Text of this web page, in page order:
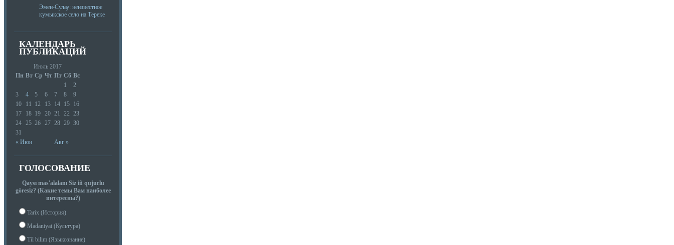
Эмен-Сулау: неизвестное
кумыкское село на Тереке
КАЛЕНДАРЬ
ПУБЛИКАЦИЙ
Июль 2017
Пн Вт Ср Чт Пт Сб Вс
« Июн Авг »
1
2
3
4 5 6 7 8
9
10
11 12 13 14 15 16
17
18 19 20 21 22 23
24 25 26 27 28 29 30
31
ГОЛОСОВАНИЕ
Qaysı mas'alalanı Siz iñ qujurlu
göresiz? (Какие темы Вам наиболее
интересны?)
Tarix (История)
Madaniyat (Культура)
Til bilim (Языкознание)